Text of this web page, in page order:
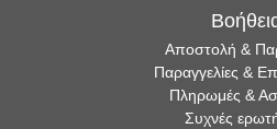
Αποστολή &
Παραγγελίες &
Πληρωμές &
Συχνές